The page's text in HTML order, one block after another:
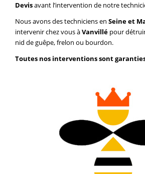
Devisavant l’intervention de notre
Nous avons des techniciens en Seine et
intervenir chez vous àVanvillé pour
nid de guêpe, frelon ou bourdon.
Toutes nos interventions sont